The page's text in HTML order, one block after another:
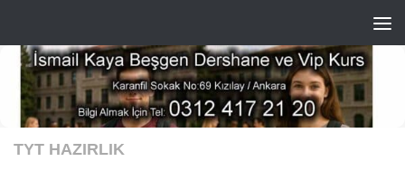
TYT HAZIRLIK